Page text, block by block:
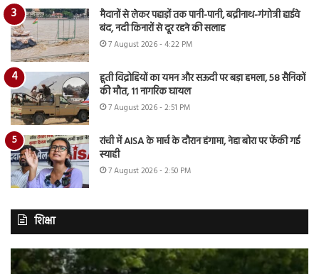
मैदानों से लेकर पहाड़ों तक पानी-पानी, बद्रीनाथ-गंगोत्री हाईवे
बंद, नदी किनारों से दूर रहने की सलाह
7 August 2026 - 4:22 PM
हूती विद्रोहियों का यमन और सऊदी पर बड़ा हमला, 58 सैनिकों
की मौत, 11 नागरिक घायल
7 August 2026 - 2:51 PM
रांची में AISA के मार्च के दौरान हंगामा, नेहा बोरा पर फेंकी गई
स्याही
7 August 2026 - 2:50 PM
शिक्षा